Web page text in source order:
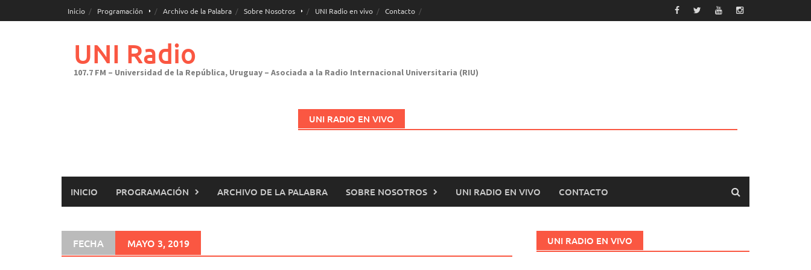
al
Inicio Programación Archivo de la Palabra Sobre Nosotros UNI Radio en vivo Contacto
UNI Radio
107.7 FM – Universidad de la República, Uruguay – Asociada a la Radio Internacional Universitaria (RIU)
UNI RADIO EN VIVO
INICIO PROGRAMACIÓN ARCHIVO DE LA PALABRA SOBRE NOSOTROS UNI RADIO EN VIVO CONTACTO
FECHA MAYO 3, 2019 UNI RADIO EN VIVO